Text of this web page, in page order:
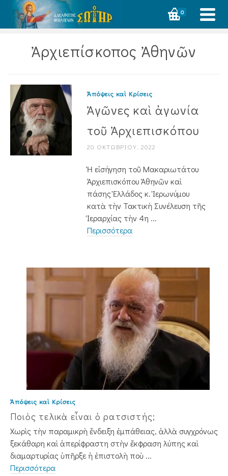
0
Ἀρχιεπίσκοπος Ἀθηνῶν
Ἀπόψεις καὶ Κρίσεις
Ἀγῶνες καὶ ἀγωνία
τοῦ Ἀρχιεπισκόπου
20 ΟΚΤΩΒΡΊΟΥ, 2022
Ἡ εἰσήγηση τοῦ Μακαριωτάτου
Ἀρχιεπισκόπου Ἀθηνῶν καὶ
πάσης Ἑλλάδος κ. Ἱερωνύμου
κατὰ τὴν Τακτικὴ Συνέλευση τῆς
Ἱεραρχίας τὴν 4η ...
Περισσότερα
Ἀπόψεις καὶ Κρίσεις
Ποιὸς τελικὰ εἶναι ὁ ρατσιστής;
Χωρὶς τὴν παραμικρὴ ἔνδειξη ἐμπάθειας, ἀλλὰ συγχρόνως
ξεκάθαρη καὶ ἀπερίφραστη στὴν ἔκφραση λύπης καὶ
διαμαρτυρίας ὑπῆρξε ἡ ἐπιστολὴ ποὺ ...
Περισσότερα